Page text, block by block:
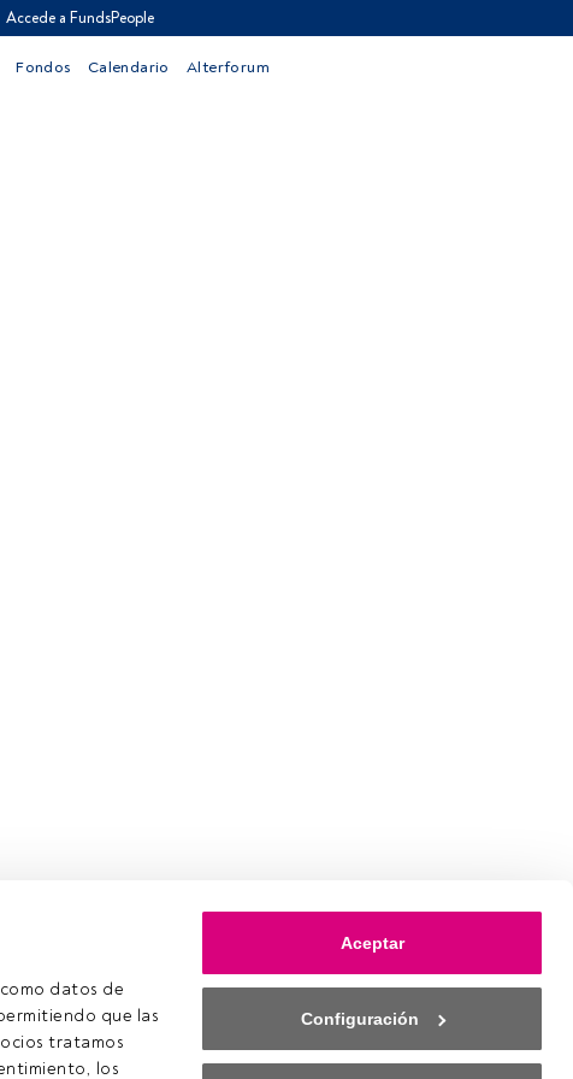
datos de
que las
tratamos
los
Aceptar
Configuración
Accede a FundsPeople
Fondos Calendario Alterforum